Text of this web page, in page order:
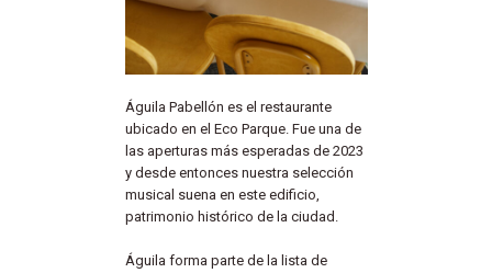
Águila Pabellón es el restaurante
ubicado en el Eco Parque. Fue una de
las aperturas más esperadas de 2023
y desde entonces nuestra selección
musical suena en este edificio,
patrimonio histórico de la ciudad.
Águila forma parte de la lista de